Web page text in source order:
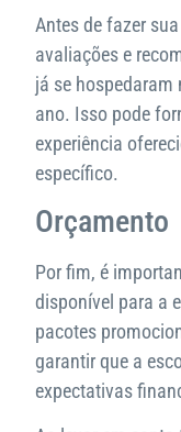
Antes de fazer
avaliações e
já se
ano. Isso pode
experiência
específico.
Orçamento
Por fim, é
disponível para a
pacotes
garantir que a
expectativas